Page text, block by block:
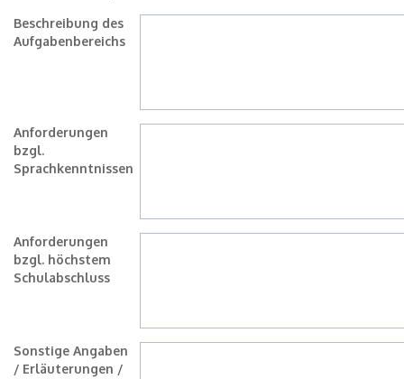
Beschreibung des
Aufgabenbereichs
Anforderungen
bzgl.
Sprachkenntnissen
Anforderungen
bzgl. höchstem
Schulabschluss
Sonstige Angaben
/ Erläuterungen /